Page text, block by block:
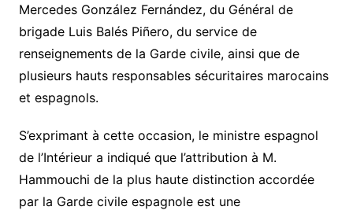
Mercedes González Fernández, du Général de
brigade Luis Balés Piñero, du service de
renseignements de la Garde civile, ainsi que de
plusieurs hauts responsables sécuritaires marocains
et espagnols.
S’exprimant à cette occasion, le ministre espagnol
de l’Intérieur a indiqué que l’attribution à M.
Hammouchi de la plus haute distinction accordée
par la Garde civile espagnole est une